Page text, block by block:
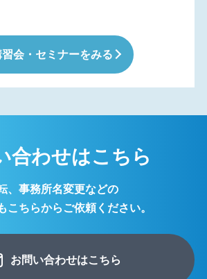
習会・セミナーをみる
合わせはこちら
、事務所名変更などの
こちらからご依頼ください。
お問い合わせはこちら